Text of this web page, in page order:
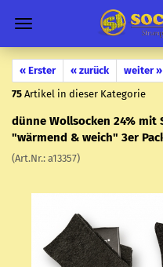
« Erster « zurück weiter »
75 Artikel in dieser Kategorie
dünne Woll­so­cken 24% mit
"wär­mend & weich" 3er
(Art.Nr.: a13357)